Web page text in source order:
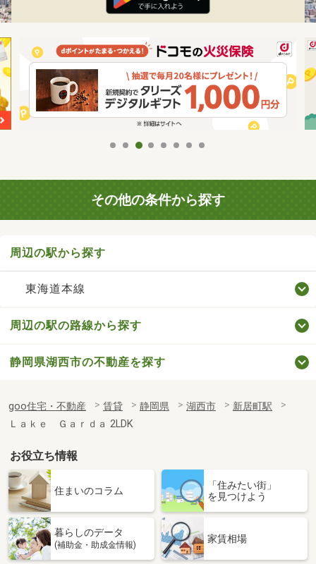
その他の条件から探す
周辺の駅から探す
東海道本線
周辺の駅の路線から探す
静岡県湖西市の不動産を探す
goo住宅・不動産 賃貸 静岡県 湖西市
新居町駅
Ｌａｋｅ Ｇａｒｄａ 2LDK
お役立ち情報
住まいのコラム
「住みたい街」
を見つけよう
暮らしのデータ
(補助金・助成金情報)
家賃相場